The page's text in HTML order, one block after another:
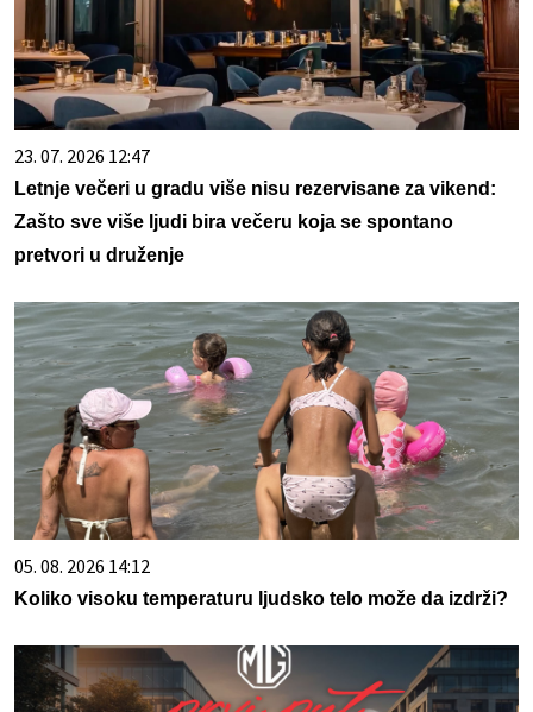
23. 07. 2026 12:47
Letnje večeri u gradu više nisu rezervisane za vikend:
Zašto sve više ljudi bira večeru koja se spontano
pretvori u druženje
05. 08. 2026 14:12
Koliko visoku temperaturu ljudsko telo može da izdrži?